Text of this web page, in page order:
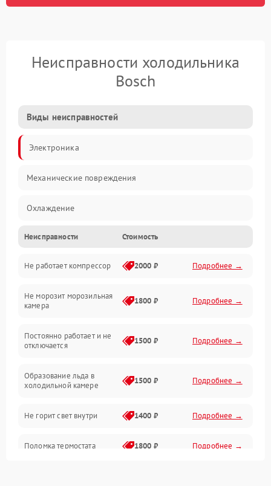
Неисправности холодильника
Bosch
Виды неисправностей
Электроника
Механические повреждения
Охлаждение
Механика
Электропитание
Дренаж
Неисправности Стоимость
Не работает компрессор 2000 ₽ Подробнее →
Не морозит морозильная
камера
1800 ₽ Подробнее →
Постоянно работает и не
отключается
1500 ₽ Подробнее →
Образование льда в
холодильной камере
1500 ₽ Подробнее →
Не горит свет внутри 1400 ₽ Подробнее →
Поломка термостата 1800 ₽ Подробнее →